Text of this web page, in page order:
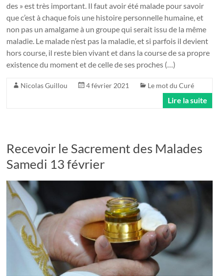
des » est très important. Il faut avoir été malade pour savoir
que c’est à chaque fois une histoire personnelle humaine, et
non pas un amalgame à un groupe qui serait issu de la même
maladie. Le malade n’est pas la maladie, et si parfois il devient
hors course, il reste bien vivant et dans la course de sa propre
existence du moment et de celle de ses proches (…)
Nicolas Guillou 4 février 2021 Le mot du Curé
Lire la suite
Recevoir le Sacrement des Malades
Samedi 13 février